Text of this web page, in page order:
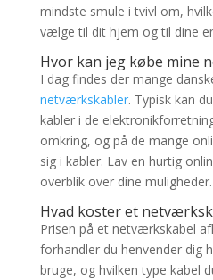
mindste smule i tvivl om,
vælge til dit hjem og til dine
Hvor kan jeg købe mine
I dag findes der mange
netværkskabler. Typisk kan
kabler i de
omkring, og på de mange
sig i kabler. Lav en hurtig
overblik over dine muligheder.
Hvad koster et
Prisen på et netværkskabel
forhandler du henvender dig
bruge, og hvilken type kabel